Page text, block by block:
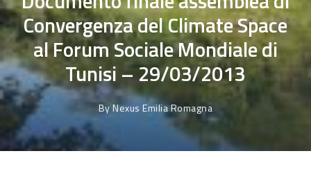
Convergenza del Climate Space
al Forum Sociale Mondiale di
Tunisi – 29/03/2013
By Nexus Emilia Romagna